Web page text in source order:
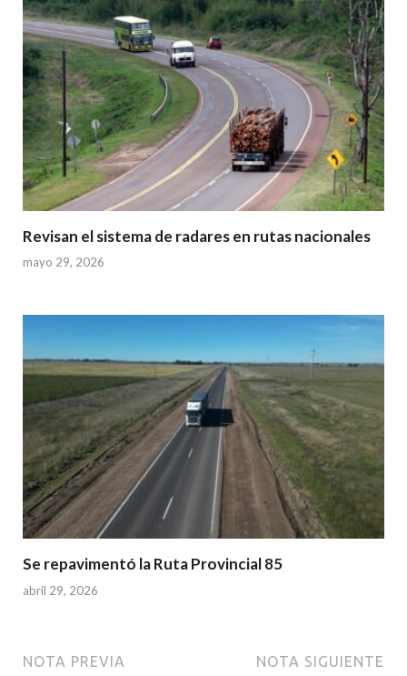
Revisan el sistema de radares en rutas nacionales
mayo 29, 2026
Se repavimentó la Ruta Provincial 85
abril 29, 2026
NOTA PREVIA NOTA SIGUIENTE